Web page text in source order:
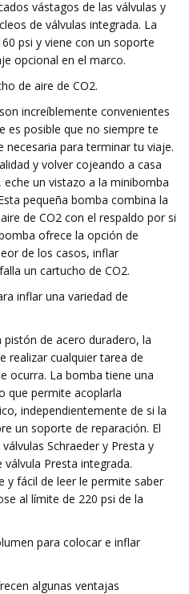
vástagos de las válvulas y
de válvulas integrada. La
psi y viene con un soporte
opcional en el marco.
de aire de CO2.
increíblemente convenientes
es posible que no siempre te
para terminar tu viaje.
y volver cojeando a casa
un vistazo a la minibomba
pequeña bomba combina la
de CO2 con el respaldo por si
ofrece la opción de
de los casos, inflar
un cartucho de CO2.
inflar una variedad de
de acero duradero, la
realizar cualquier tarea de
ocurra. La bomba tiene una
que permite acoplarla
independientemente de si la
un soporte de reparación. El
Schraeder y Presta y
Presta integrada.
y fácil de leer le permite saber
al límite de 220 psi de la
para colocar e inflar
algunas ventajas